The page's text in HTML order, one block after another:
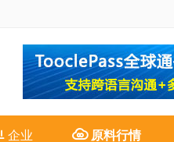
企业 原料行情